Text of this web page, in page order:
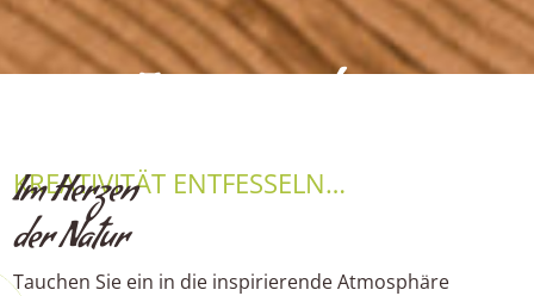
Seminare, Hochzeiten, Firmenevents und
KREATIVITÄT ENTFESSELN…
Im Herzen
der Natur
Tauchen Sie ein in die inspirierende Atmosphäre